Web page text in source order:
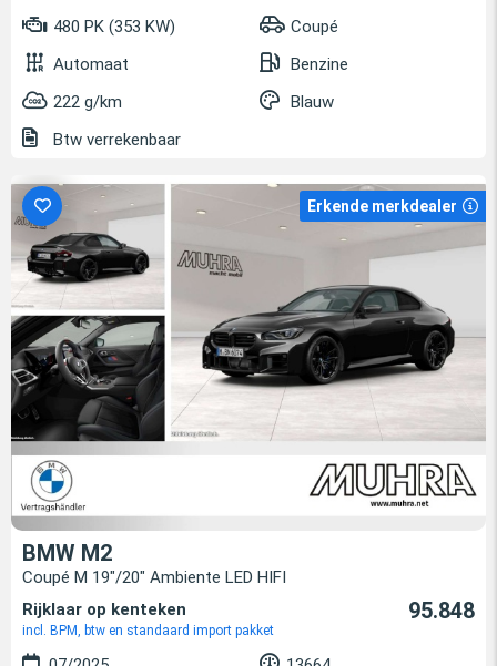
480 PK (353 KW)
Coupé
Automaat
Benzine
222 g/km
Blauw
Btw verrekenbaar
Erkende merkdealer
BMW M2
Coupé M 19"/20" Ambiente LED HIFI
Rijklaar op kenteken
incl. BPM, btw en standaard import pakket
95.848